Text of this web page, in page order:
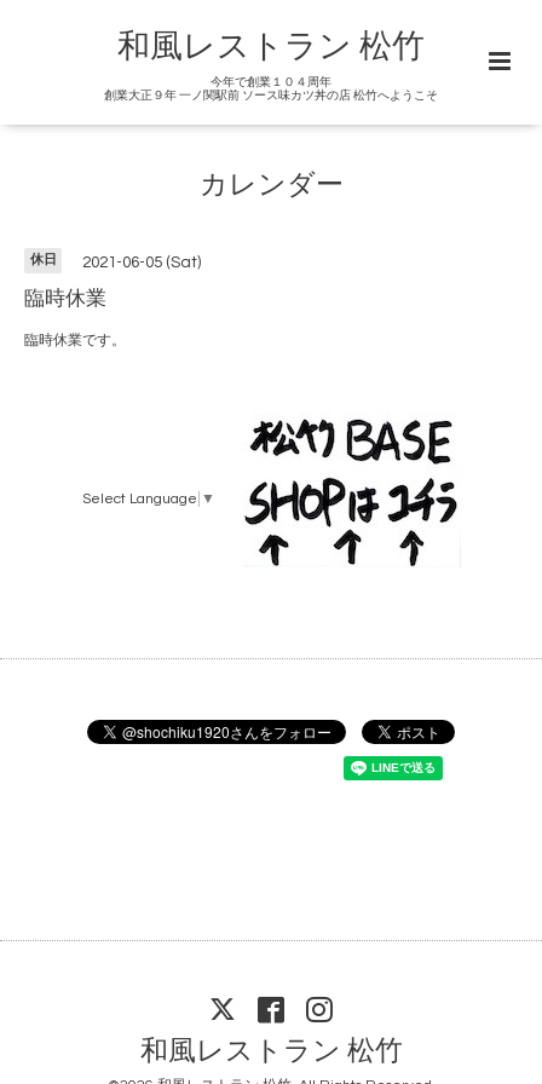
和風レストラン 松竹
今年で創業１０４周年
創業大正９年 一ノ関駅前 ソース味カツ丼の店 松竹へようこそ
カレンダー
休日 2021-06-05 (Sat)
臨時休業
臨時休業です。
Select Language ▼
和風レストラン 松竹